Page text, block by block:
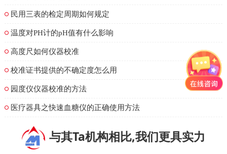
民用三表的检定周期如何规定
温度对PH计的pH值有什么影响
高度尺如何仪器校准
校准证书提供的不确定度怎么用
园度仪仪器校准的方法
医疗器具之快速血糖仪的正确使用方法
与其Ta机构相比,我们更具实力